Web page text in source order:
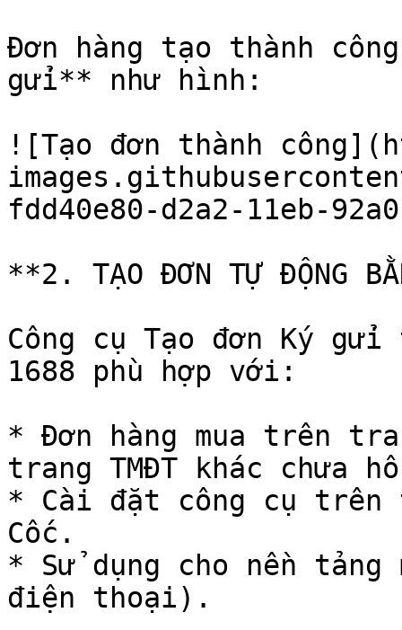
Đơn hàng tạo thành
gửi** như hình:
![Tạo đơn thành
fdd40e80-d2a2-11eb-
**2. TẠO ĐƠN TỰ ĐỘNG
Công cụ Tạo đơn Ký
1688 phù hợp với:
* Đơn hàng mua trên
trang TMĐT khác chưa
* Cài đặt công cụ trên
Cốc.
* Sử dụng cho nền
điện thoại).